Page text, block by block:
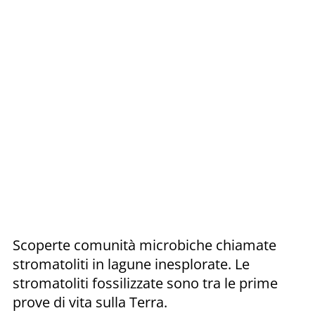
Scoperte comunità microbiche chiamate
stromatoliti in lagune inesplorate. Le
stromatoliti fossilizzate sono tra le prime
prove di vita sulla Terra.